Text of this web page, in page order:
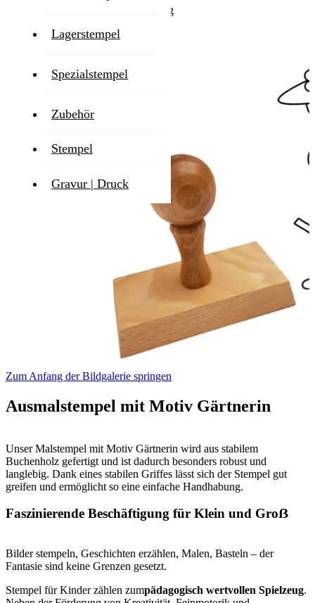
Lagerstempel
Spezialstempel
Zubehör
Stempel
Gravur | Druck
Zum Anfang der Bildgalerie springen
Ausmalstempel mit Motiv Gärtnerin
Unser Malstempel mit Motiv Gärtnerin wird aus stabilem
Buchenholz gefertigt und ist dadurch besonders robust und
langlebig. Dank eines stabilen Griffes lässt sich der Stempel gut
greifen und ermöglicht so eine einfache Handhabung.
Faszinierende Beschäftigung für Klein und Groẞ
Bilder stempeln, Geschichten erzählen, Malen, Basteln – der
Fantasie sind keine Grenzen gesetzt.
Stempel für Kinder zählen zumpädagogisch wertvollen Spielzeug.